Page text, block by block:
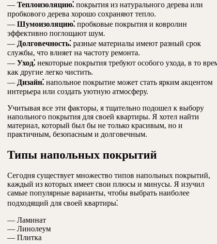
— Теплоизоляцию⁚ покрытия из натурального дерева или
пробкового дерева хорошо сохраняют тепло.
— Шумоизоляцию⁚ пробковые покрытия и ковролин
эффективно поглощают шум.
— Долговечность⁚ разные материалы имеют разный срок
службы, что влияет на частоту ремонта.
— Уход⁚ некоторые покрытия требуют особого ухода, в то
как другие легко чистить.
— Дизайн⁚ напольное покрытие может стать ярким акцентом
интерьера или создать уютную атмосферу.
Учитывая все эти факторы, я тщательно подошел к выбору
напольного покрытия для своей квартиры. Я хотел найти
материал, который был бы не только красивым, но и
практичным, безопасным и долговечным.
Типы напольных покрытий
Сегодня существует множество типов напольных покрытий,
каждый из которых имеет свои плюсы и минусы. Я изучил
самые популярные варианты, чтобы выбрать наиболее
подходящий для своей квартиры⁚
— Ламинат
— Линолеум
— Плитка